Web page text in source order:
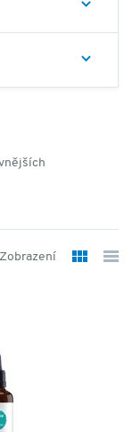
Zobrazení